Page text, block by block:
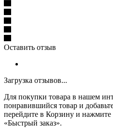
Оставить отзыв
Загрузка отзывов...
Для покупки товара в нашем
понравившийся товар и
перейдите в Корзину и
«Быстрый заказ».